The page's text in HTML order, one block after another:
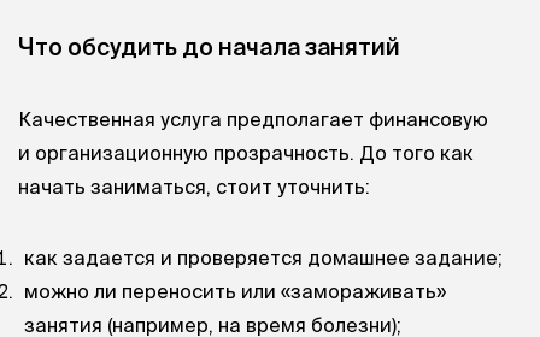
Что обсудить до начала занятий
Качественная услуга предполагает финансовую
и организационную прозрачность. До того как
начать заниматься, стоит уточнить:
как задается и проверяется домашнее задание;
можно ли переносить или «замораживать»
занятия (например, на время болезни);